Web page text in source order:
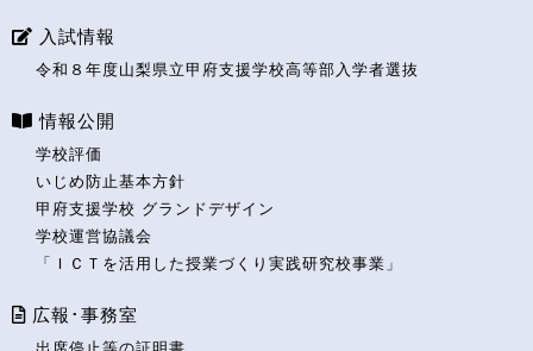
入試情報
令和８年度山梨県立甲府支援学校高等部入学者選抜
情報公開
学校評価
いじめ防止基本方針
甲府支援学校 グランドデザイン
学校運営協議会
「ＩＣＴを活用した授業づくり実践研究校事業」
広報･事務室